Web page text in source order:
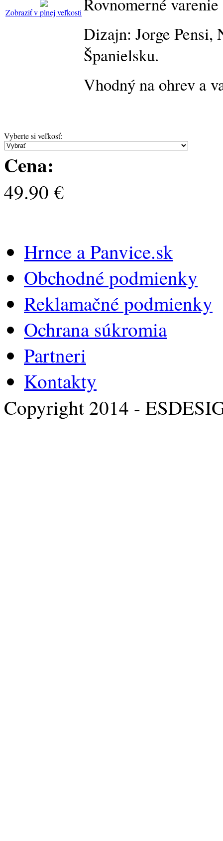
Zobraziť v plnej veľkosti
Dizajn: Jorge
Španielsku.
Vhodný na ohrev a
Vyberte si veľkosť:
Cena:
49.90 €
Hrnce a Panvice.sk
Obchodné podmienky
Reklamačné podmienky
Ochrana súkromia
Partneri
Kontakty
Copyright 2014 -